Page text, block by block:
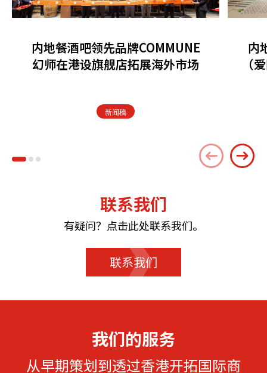
内地餐酒吧领先品牌COMMUNE
幻师在港设旗舰店拓展海外市场
新闻稿
内
（
联系我们
有疑问？点击此处联系我们。
联系我们
我们的服务
从早期策划到透过香港开拓国际商